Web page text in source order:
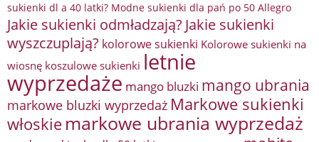
sukienki dl a 40 latki? Modne sukienki dla pań po 50 Allegro
Jakie sukienki odmładzają? Jakie sukienki
wyszczuplają? kolorowe sukienki Kolorowe sukienki na
wiosnę koszulowe sukienki letnie
wyprzedaże mango bluzki mango ubrania
markowe bluzki wyprzedaż Markowe sukienki
włoskie markowe ubrania wyprzedaż